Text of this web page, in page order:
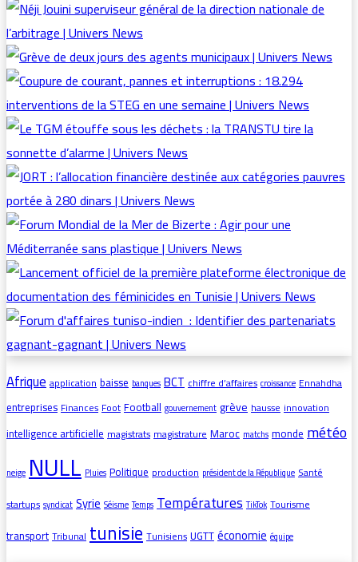
Afriqueapplicationbaisse banques BCTchiffre d’affaires croissance Ennahdha
entreprisesFinancesFootFootball gouvernement grèvehausseinnovation
intelligence artificiellemagistratsmagistratureMaroc matchs mondemétéo
neige NULL Pluies Politique production président de la République Santé
startups syndicat Syrie Séisme Temps Températures TikTok Tourisme
transportTribunaltunisieTunisiensUGTTéconomie équipe